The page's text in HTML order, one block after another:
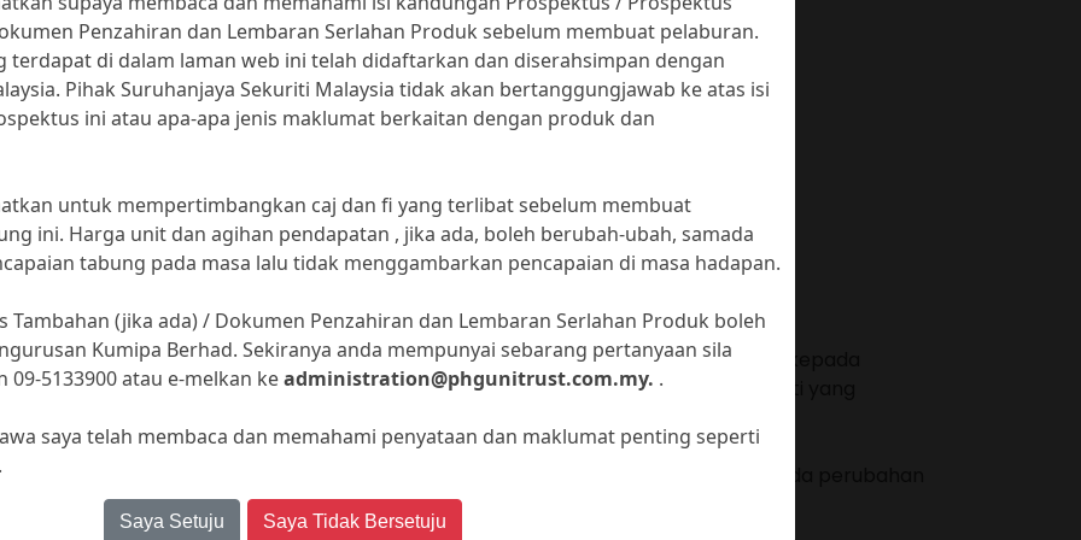
PRODUK
Unit Amanah Bumiputra Seimbang
DIBENAR
unit
KEWANGAN BERAKHIR
PELABURAN
untuk menghasilkan kadar pulangan yang berpatutan dan peningkatan modal kepada
Unit melalui portfolio pelaburan yang seimbang di dalam ekuiti dan bukan ekuiti yang
Unit mesti memberi satu persetujuan melalui mesyuarat Pemegang Unit jika ada perubahan
kepada objektif pelaburan Tabung.
Penzahiran dan Lembaran Serlahan Produk sebelum membuat pelaburan.
terdapat di dalam laman web ini telah didaftarkan dan diserahsimpan dengan
Pihak Suruhanjaya Sekuriti Malaysia tidak akan bertanggungjawab ke atas isi
ini atau apa-apa jenis maklumat berkaitan dengan produk dan
untuk mempertimbangkan caj dan fi yang terlibat sebelum membuat
ini. Harga unit dan agihan pendapatan , jika ada, boleh berubah-ubah, samada
tabung pada masa lalu tidak menggambarkan pencapaian di masa hadapan.
Tambahan (jika ada) / Dokumen Penzahiran dan Lembaran Serlahan Produk boleh
Kumipa Berhad. Sekiranya anda mempunyai sebarang pertanyaan sila
5133900 atau e-melkan keadministration@phgunitrust.com.my. .
saya telah membaca dan memahami penyataan dan maklumat penting seperti
Saya Setuju Saya Tidak Bersetuju